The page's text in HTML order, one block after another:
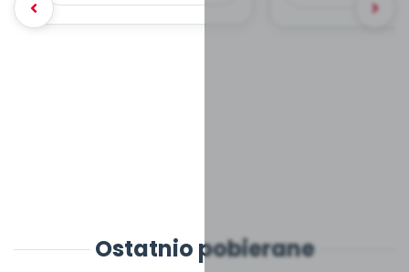
Ostatnio pobierane